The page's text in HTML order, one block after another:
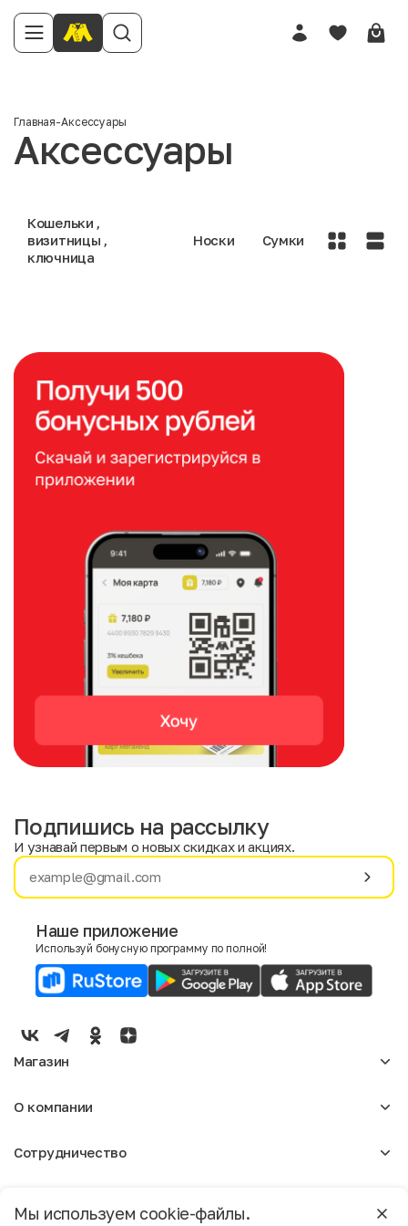
Главная-Аксессуары
Аксессуары
Кошельки ,
визитницы ,
ключница
Носки Сумки
Имя
E-mail
Мужской
Женский
Мы используем cookie-файлы.
Москва
Подпишись на рассылку
И узнавай первым о новых скидках и акциях.
Наше приложение
Используй бонусную программу по полной!
Магазин
Мужское
О компании
Отзывы
Магазины
Сотрудничество
Реклама